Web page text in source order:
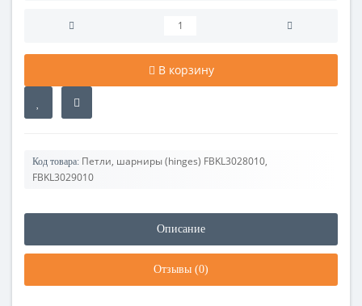
В корзину
Код товара: Петли, шарниры (hinges) FBKL3028010,
FBKL3029010
Описание
Отзывы (0)